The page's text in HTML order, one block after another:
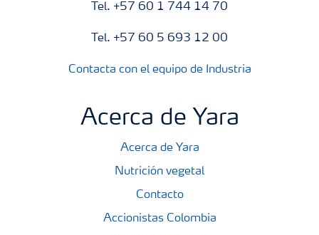
Tel. +57 60 1 744 14 70
Tel. +57 60 5 693 12 00
Contacta con el equipo de Industria
Acerca de Yara
Acerca de Yara
Nutrición vegetal
Contacto
Accionistas Colombia